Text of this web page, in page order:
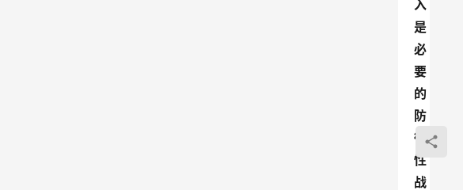
入
是
必
要
的
防
御
性
战